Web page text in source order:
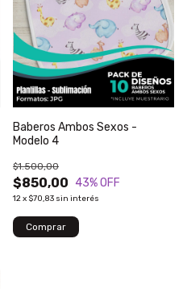
Baberos Ambos Sexos -
Modelo 4
$850,00
$1.500,00
43% OFF
12x $70,83 sin interés